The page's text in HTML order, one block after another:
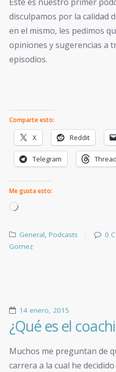
disculpamos por la calidad
en el mismo, les pedimos
opiniones y sugerencias a
episodios.
Comparte esto:
X Reddit
Telegram
Me gusta esto:
General,Podcasts 0
Gomez
14 enero, 2015
¿Qué es el
Muchos me preguntan de
carrera a la cual he